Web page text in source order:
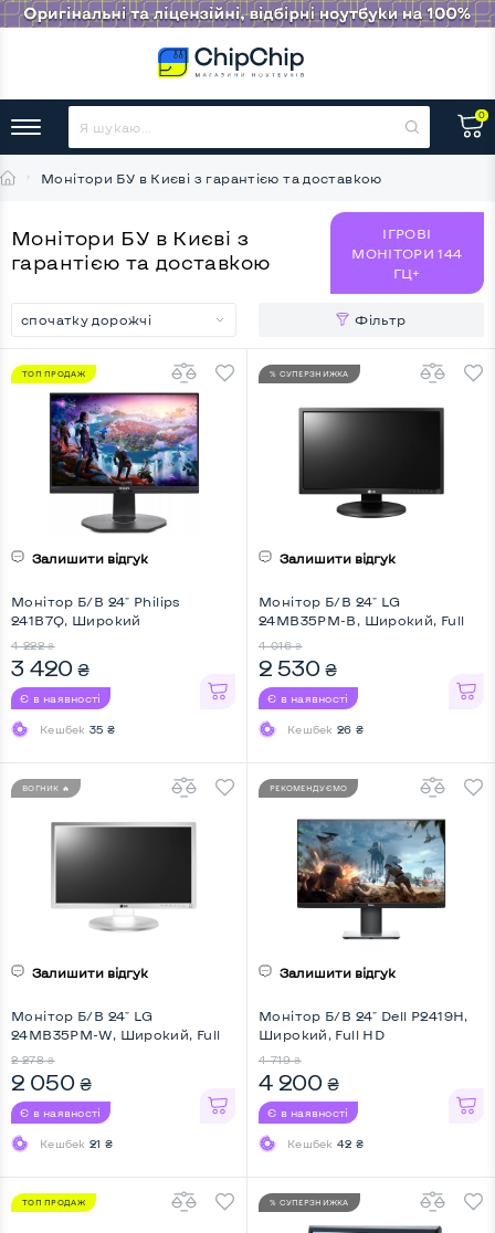
0
Монітори БУ в Києві з гарантією та доставкою
Монітори БУ в Києві з
гарантією та доставкою
ІГРОВІ
МОНІТОРИ 144
ГЦ+
спочатку дорожчі Фільтр
ТОП ПРОДАЖ
Залишити відгук
Монітор Б/В 24" Philips
241B7Q, Широкий
4 222 ₴
3 420 ₴
Є в наявності
Кешбек 35 ₴
% СУПЕРЗНИЖКА
Залишити відгук
Монітор Б/В 24" LG
24MB35PM-B, Широкий, Full
4 016 ₴
2 530 ₴
Є в наявності
Кешбек 26 ₴
ВОГНИК 🔥
Залишити відгук
Монітор Б/В 24" LG
24MB35PM-W, Широкий, Full
2 278 ₴
2 050 ₴
Є в наявності
Кешбек 21 ₴
РЕКОМЕНДУЄМО
Залишити відгук
Монітор Б/В 24" Dell P2419H,
Широкий, Full HD
4 719 ₴
4 200 ₴
Є в наявності
Кешбек 42 ₴
ТОП ПРОДАЖ % СУПЕРЗНИЖКА